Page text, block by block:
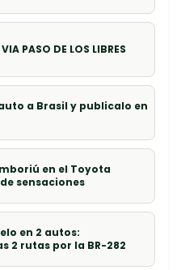
PASO DE LOS LIBRES
a Brasil y publicalo en
en el Toyota
sensaciones
en 2 autos:
2 rutas por la BR-282